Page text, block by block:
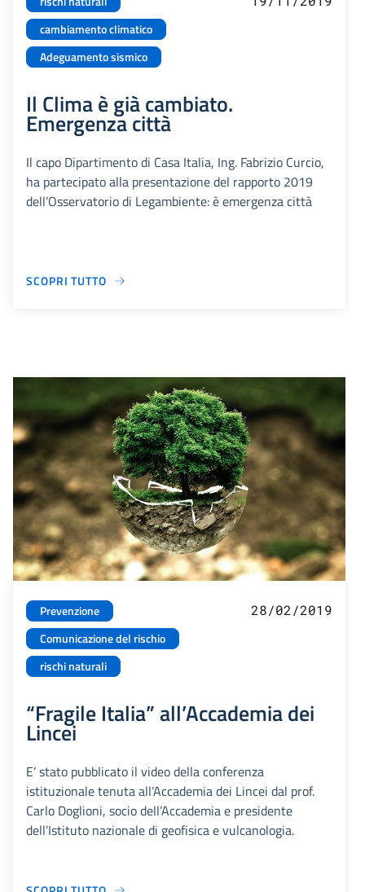
cambiamento climatico
Adeguamento sismico
Il Clima è già cambiato.
Emergenza città
Il capo Dipartimento di Casa Italia, Ing. Fabrizio Curcio,
ha partecipato alla presentazione del rapporto 2019
dell’Osservatorio di Legambiente: è emergenza città
SCOPRI TUTTO
Prevenzione
Comunicazione del rischio
rischi naturali
28/02/2019
“Fragile Italia” all’Accademia dei
Lincei
E’ stato pubblicato il video della conferenza
istituzionale tenuta all’Accademia dei Lincei dal prof.
Carlo Doglioni, socio dell’Accademia e presidente
dell’Istituto nazionale di geofisica e vulcanologia.